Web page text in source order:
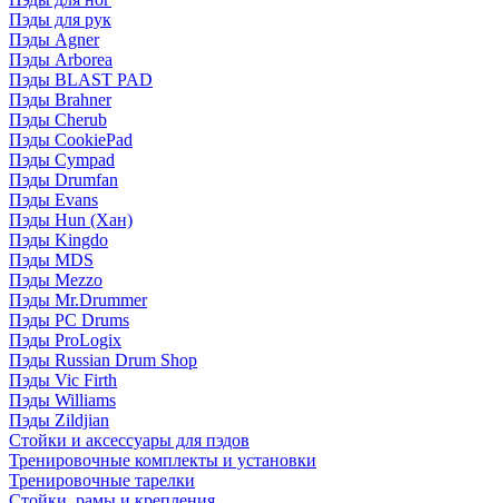
Пэды для рук
Пэды Agner
Пэды Arborea
Пэды BLAST PAD
Пэды Brahner
Пэды Cherub
Пэды CookiePad
Пэды Cympad
Пэды Drumfan
Пэды Evans
Пэды Hun (Хан)
Пэды Kingdo
Пэды MDS
Пэды Mezzo
Пэды Mr.Drummer
Пэды PC Drums
Пэды ProLogix
Пэды Russian Drum Shop
Пэды Vic Firth
Пэды Williams
Пэды Zildjian
Стойки и аксессуары для пэдов
Тренировочные комплекты и установки
Тренировочные тарелки